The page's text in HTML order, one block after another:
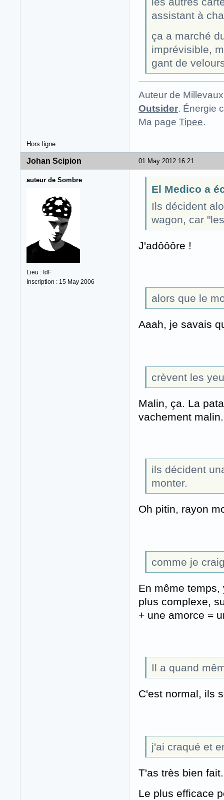
assistant à
ça a marché
imprévisible,
gant de
Auteur de
Outsider. Énergie
Ma page Tipee.
Hors ligne
01 May 2012 16:21
Johan Scipion
auteur de Sombre
Lieu : IdF
Inscription : 15 May 2006
El Medico a
Ils décident
wagon, car
J'adôôôre !
alors que le
Aaah, je savais
crèvent les
Malin, ça. La
vachement malin.
ils décident
monter.
Oh pitin, rayon
comme je
En même
plus complexe,
+ une amorce =
Il a quand
C'est normal, ils
j'ai craqué et
T'as très bien fait.
Le plus efficace